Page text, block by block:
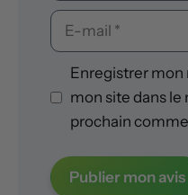
E-
mail
Enregistrer
mon site dans
prochain